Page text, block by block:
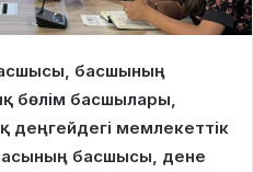
басшының
бөлім басшылары,
мемлекеттік
басшысы, дене